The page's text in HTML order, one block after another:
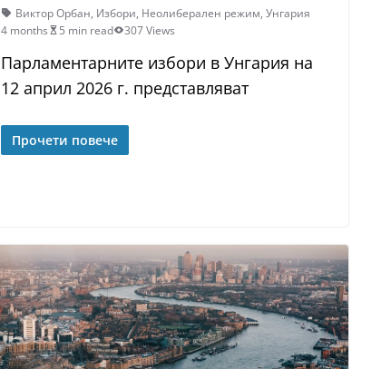
Виктор Орбан, Избори, Неолиберален режим, Унгария
4 months
5 min read 307 Views
Парламентарните избори в Унгария на
12 април 2026 г. представляват
Прочети повече